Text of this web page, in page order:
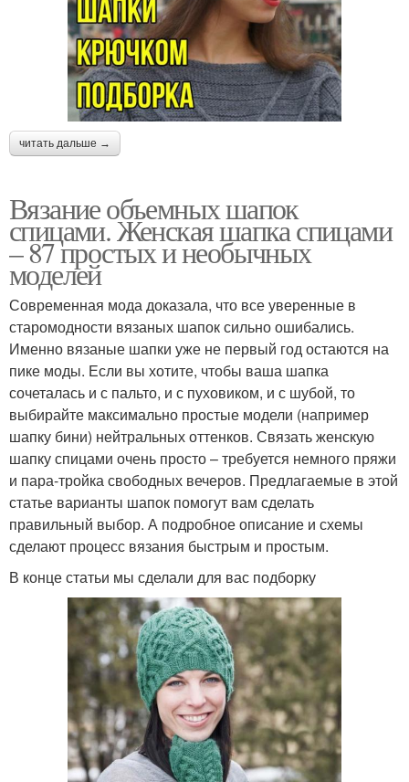
читать дальше →
Вязание объемных шапок
спицами. Женская шапка спицами
– 87 простых и необычных
моделей
Современная мода доказала, что все уверенные в
старомодности вязаных шапок сильно ошибались.
Именно вязаные шапки уже не первый год остаются на
пике моды. Если вы хотите, чтобы ваша шапка
сочеталась и с пальто, и с пуховиком, и с шубой, то
выбирайте максимально простые модели (например
шапку бини) нейтральных оттенков. Связать женскую
шапку спицами очень просто – требуется немного пряжи
и пара-тройка свободных вечеров. Предлагаемые в этой
статье варианты шапок помогут вам сделать
правильный выбор. А подробное описание и схемы
сделают процесс вязания быстрым и простым.
В конце статьи мы сделали для вас подборку